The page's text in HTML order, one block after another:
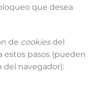
que desea
de cookiesdel
estos pasos (pueden
del navegador):